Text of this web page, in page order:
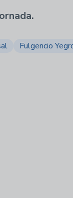
Fulgencio